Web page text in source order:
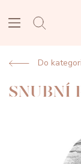
Do
SNUBNÍ